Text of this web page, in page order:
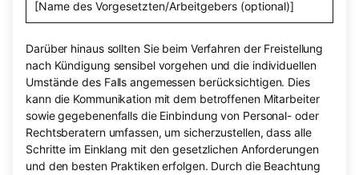
[Name des Vorgesetzten/Arbeitgebers (optional)]
Darüber hinaus sollten Sie beim Verfahren der Freistellung
nach Kündigung sensibel vorgehen und die individuellen
Umstände des Falls angemessen berücksichtigen. Dies
kann die Kommunikation mit dem betroffenen Mitarbeiter
sowie gegebenenfalls die Einbindung von Personal- oder
Rechtsberatern umfassen, um sicherzustellen, dass alle
Schritte im Einklang mit den gesetzlichen Anforderungen
und den besten Praktiken erfolgen. Durch die Beachtung